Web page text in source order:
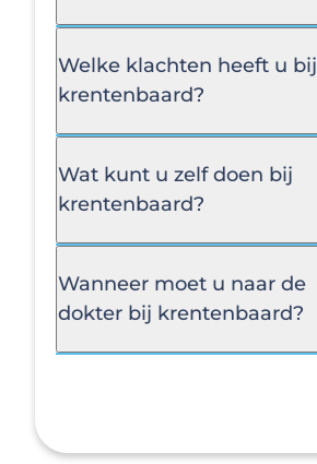
Welke klachten heeft u bij
krentenbaard?
Wat kunt u zelf doen bij
krentenbaard?
Wanneer moet u naar de
dokter bij krentenbaard?